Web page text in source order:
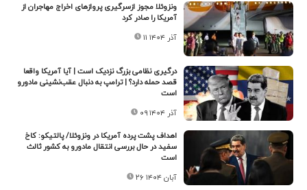
ونزوئلا مجوز ازسرگیری پروازهای اخراج مهاجران از
آمریکا را صادر کرد
۱۱ آذر ۱۴۰۴
درگیری نظامی بزرگ نزدیک است | آیا آمریکا واقعا
قصد حمله دارد؟ | ترامپ به دنبال عقب‌نشینی مادورو
است
۰۹ آذر ۱۴۰۴
اهداف پشت پرده آمریکا در ونزوئلا/ پالتیکو: کاخ
سفید در حال بررسی انتقال مادورو به کشور ثالث
است
۲۶ آبان ۱۴۰۴